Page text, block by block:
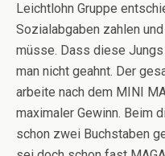
Leichtlohn Gruppe
Sozialabgaben zahlen
müsse. Dass diese
man nicht geahnt. Der
arbeite nach dem MINI
maximaler Gewinn. Beim
schon zwei Buchstaben